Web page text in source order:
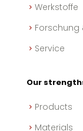
Werkstoffe
Forschung
Service
Our
Products
Materials